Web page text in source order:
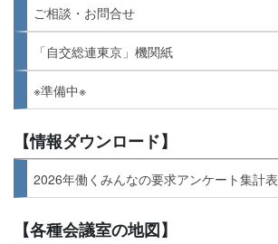
ご相談・お問合せ
「自交総連東京」機関紙
※準備中※
【情報ダウンロード】
2026年働くみんなの要求アンケート集計表
【各種会議室の地図】